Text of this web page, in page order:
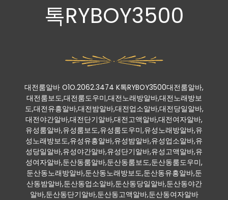
톡RYBOY3500
대전룸알바 O1O.2062.3474 K톡RYBOY3500대전룸알바,
대전룸보도,대전룸도우미,대전노래방알바,대전노래방보
도,대전유흥알바,대전밤알바,대전업소알바,대전당일알바,
대전야간알바,대전단기알바,대전고액알바,대전여자알바,
유성룸알바,유성룸보도,유성룸도우미,유성노래방알바,유
성노래방보도,유성유흥알바,유성밤알바,유성업소알바,유
성당일알바,유성야간알바,유성단기알바,유성고액알바,유
성여자알바,둔산동룸알바,둔산동룸보도,둔산동룸도우미,
둔산동노래방알바,둔산동노래방보도,둔산동유흥알바,둔
산동밤알바,둔산동업소알바,둔산동당일알바,둔산동야간
알바,둔산동단기알바,둔산동고액알바,둔산동여자알바